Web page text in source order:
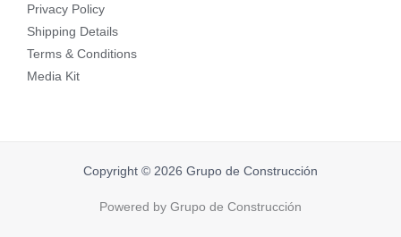
Privacy Policy
Shipping Details
Terms & Conditions
Media Kit
Copyright © 2026 Grupo de Construcción
Powered by Grupo de Construcción